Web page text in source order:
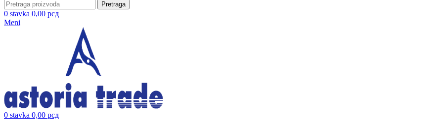
Pretraga
0 stavka 0,00 рсд
Meni
0 stavka 0,00 рсд